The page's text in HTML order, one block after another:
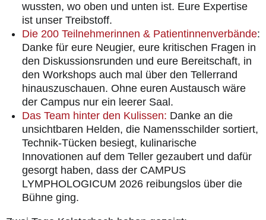
wussten, wo oben und unten ist. Eure Expertise
ist unser Treibstoff.
Die 200 Teilnehmerinnen & Patientinnenverbände:
Danke für eure Neugier, eure kritischen Fragen in
den Diskussionsrunden und eure Bereitschaft, in
den Workshops auch mal über den Tellerrand
hinauszuschauen. Ohne euren Austausch wäre
der Campus nur ein leerer Saal.
Das Team hinter den Kulissen: Danke an die
unsichtbaren Helden, die Namensschilder sortiert,
Technik-Tücken besiegt, kulinarische
Innovationen auf dem Teller gezaubert und dafür
gesorgt haben, dass der CAMPUS
LYMPHOLOGICUM 2026 reibungslos über die
Bühne ging.